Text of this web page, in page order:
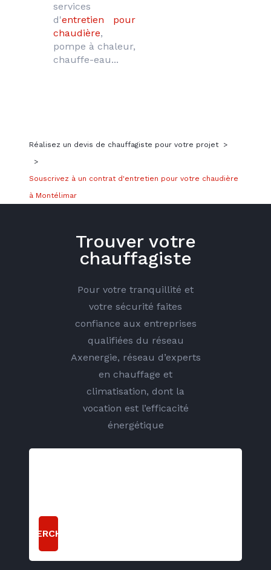
services
d'entretien pour
chaudière,
pompe à chaleur,
chauffe-eau...
Réalisez un devis de chauffagiste pour votre projet
>
>
Souscrivez à un contrat d'entretien pour votre chaudière
à Montélimar
Trouver votre
chauffagiste
Pour votre tranquillité et
votre sécurité faites
confiance aux entreprises
qualifiées du réseau
Axenergie, réseau d’experts
en chauffage et
climatisation, dont la
vocation est l’efficacité
énergétique
RECHERCHER